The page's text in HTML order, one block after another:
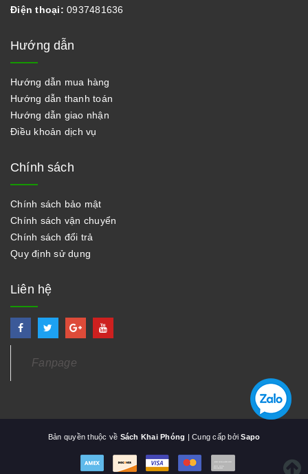
Điện thoại: 0937481636
Hướng dẫn
Hướng dẫn mua hàng
Hướng dẫn thanh toán
Hướng dẫn giao nhận
Điều khoản dịch vụ
Chính sách
Chính sách bảo mật
Chính sách vận chuyển
Chính sách đổi trả
Quy định sử dụng
Liên hệ
Fanpage
Bản quyền thuộc về Sách Khai Phóng | Cung cấp bởiSapo